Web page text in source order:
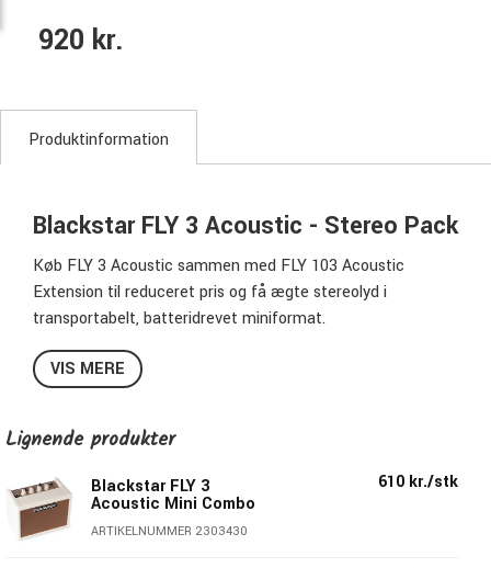
920 kr.
Produktinformation
Blackstar FLY 3 Acoustic - Stereo Pack
Køb FLY 3 Acoustic sammen med FLY 103 Acoustic
Extension til reduceret pris og få ægte stereolyd i
transportabelt, batteridrevet miniformat.
Lad dig ikke narre af størrelsen- FLY-serien lyder af langt
mere end man skulle tro, når man tager den kompakte
umiskendelige power ned i et mini-format der ellers er
præget af tynd, fesen og nærmest smadret lyd. Bevares,
FLY-modellerne kan ikke spille Orange Scene op, men det
var der nok heller ingen, der forventede. Tricket er at skabe
VIS MERE
Lignende produkter
Blackstar FLY 3
Acoustic Mini Combo
ARTIKELNUMMER 2303430
610 kr./stk